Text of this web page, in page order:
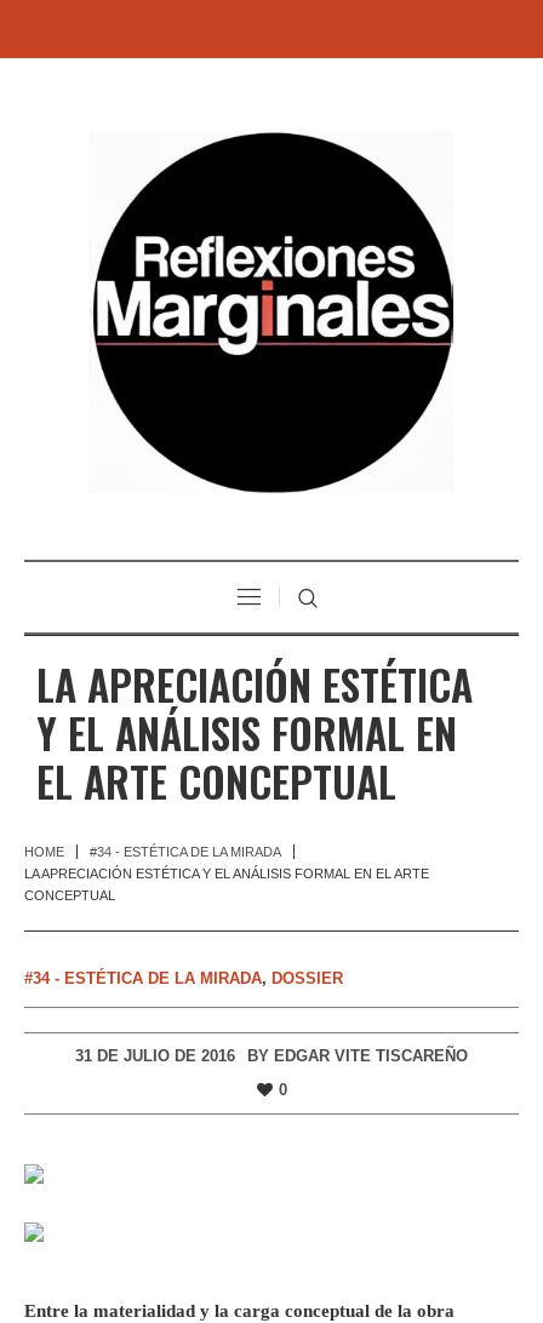
LA APRECIACIÓN ESTÉTICA
Y EL ANÁLISIS FORMAL EN
EL ARTE CONCEPTUAL
HOME
#34 - ESTÉTICA DE LA MIRADA
LA APRECIACIÓN ESTÉTICA Y EL ANÁLISIS FORMAL EN EL ARTE
CONCEPTUAL
#34 - ESTÉTICA DE LA MIRADA, DOSSIER
31 DE JULIO DE 2016 BY EDGAR VITE TISCAREÑO
0
Entre la materialidad y la carga conceptual de la obra